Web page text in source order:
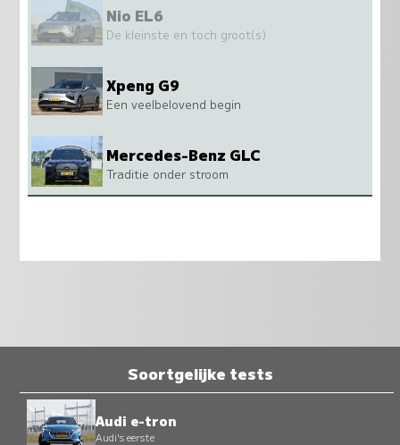
Nio EL6
De kleinste en toch groot(s)
Xpeng G9
Een veelbelovend begin
Mercedes-Benz GLC
Traditie onder stroom
Soortgelijke tests
Audi e-tron
Audi's eerste